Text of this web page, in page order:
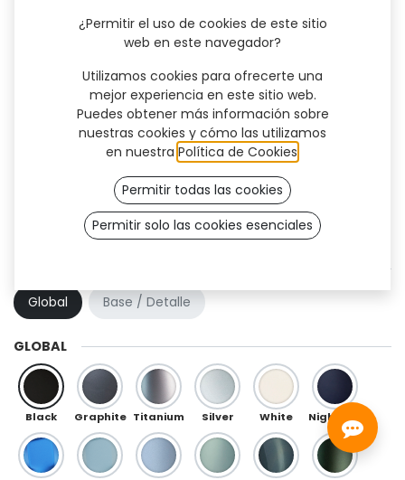
Kai (OneFit)
Global
Base / Detalle
GLOBAL
Black Graphite Titanium Silver White
¿Permitir el uso de cookies de este sitio
web en este navegador?
Utilizamos cookies para ofrecerte una
mejor experiencia en este sitio web.
Puedes obtener más información sobre
nuestras cookies y cómo las utilizamos
en nuestra Política de Cookies
Permitir todas las cookies
Permitir solo las cookies esenciales